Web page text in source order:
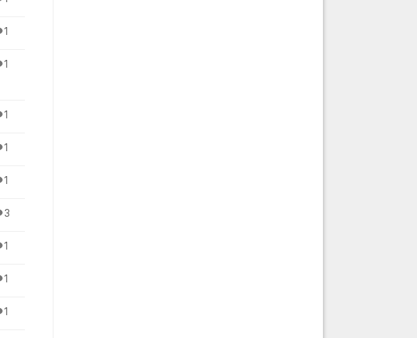
1
1
1
1
1
3
1
1
1